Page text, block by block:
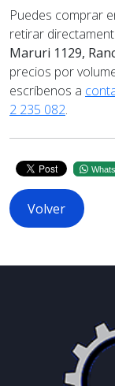
Puedes comprar
retirar
Maruri 1129,
precios por
escríbenos a
2 235 082.
Volver